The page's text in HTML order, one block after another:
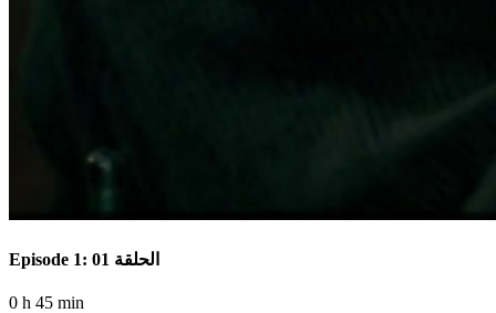
Episode 1: الحلقة 01
0 h 45 min